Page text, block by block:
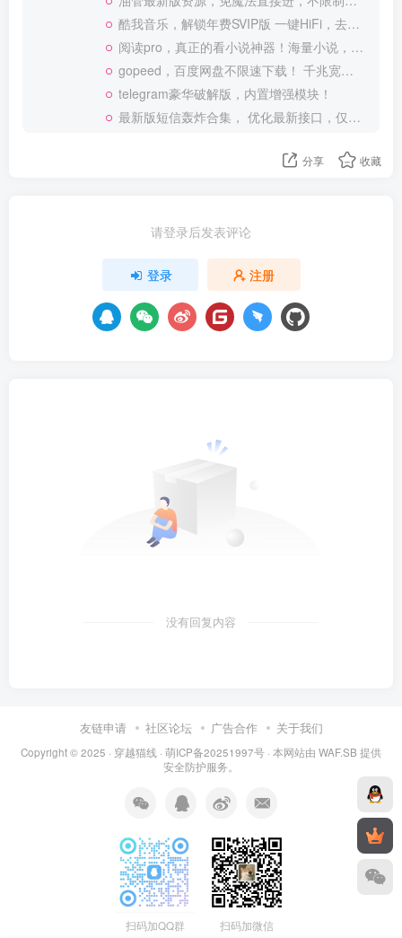
酷我音乐，解锁年费SVIP版 一键HiFi，去广告 免登录
阅读pro，真正的看小说神器！海量小说，可涩涩！
gopeed，百度网盘不限速下载！ 千兆宽带也可以跑满
telegram豪华破解版，内置增强模块！
最新版短信轰炸合集， 优化最新接口，仅供测试使用
分享 收藏
请登录后发表评论
登录 注册
没有回复内容
友链申请 社区论坛 广告合作 关于我们
Copyright © 2025 · 穿越猫线 · 萌ICP备20251997号 · 本网站由 WAF.SB 提供
安全防护服务。
扫码加QQ群 扫码加微信